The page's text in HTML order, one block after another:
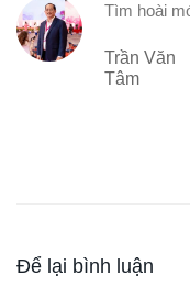
Tìm hoài
Trần Văn
Tâm
Để lại bình luận